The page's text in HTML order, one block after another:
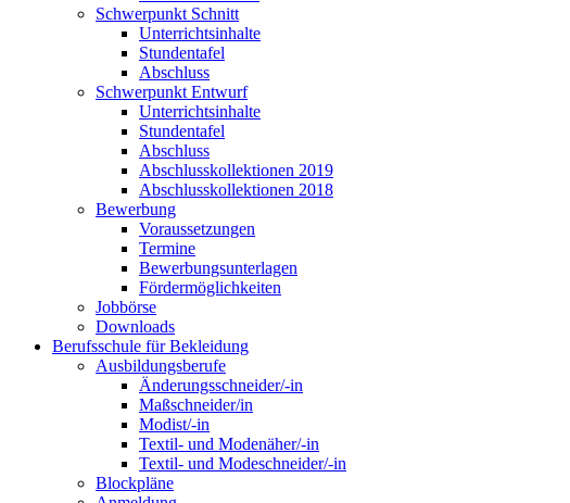
Schwerpunkt Schnitt
Unterrichtsinhalte
Stundentafel
Abschluss
Schwerpunkt Entwurf
Unterrichtsinhalte
Stundentafel
Abschluss
Abschlusskollektionen 2019
Abschlusskollektionen 2018
Bewerbung
Voraussetzungen
Termine
Bewerbungsunterlagen
Fördermöglichkeiten
Jobbörse
Downloads
Berufsschule für Bekleidung
Ausbildungsberufe
Änderungsschneider/-in
Maßschneider/in
Modist/-in
Textil- und Modenäher/-in
Textil- und Modeschneider/-in
Blockpläne